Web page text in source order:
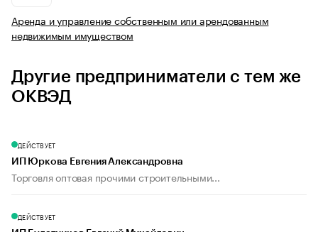
Аренда и управление собственным или арендованным
недвижимым имуществом
Другие предприниматели с тем же
ОКВЭД
ДЕЙСТВУЕТ
ИП Юркова Евгения Александровна
Торговля оптовая прочими строительными...
ДЕЙСТВУЕТ